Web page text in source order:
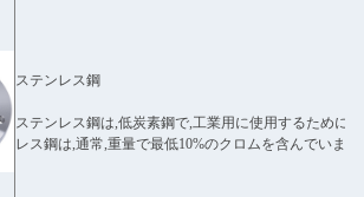
ステンレス鋼
ステンレス鋼は,低炭素鋼で,工業用に使用するために
レス鋼は,通常,重量で最低10%のクロムを含んでいます.